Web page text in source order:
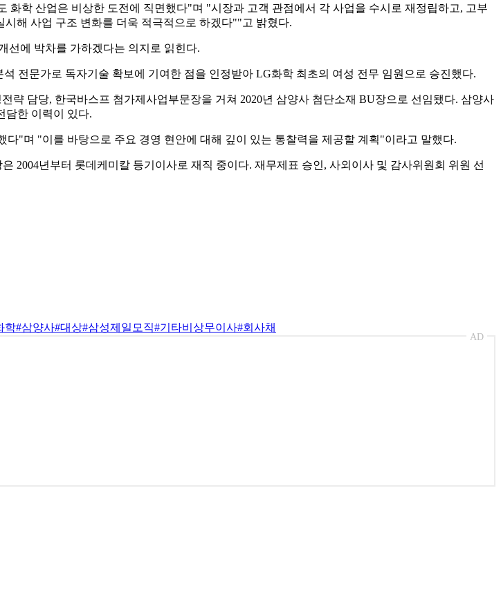
학 산업은 비상한 도전에 직면했다"며 "시장과 고객 관점에서 각 사업을 수시로 재정립하고, 고부
해 사업 구조 변화를 더욱 적극적으로 하겠다""고 밝혔다.
선에 박차를 가하겠다는 의지로 읽힌다.
전문가로 독자기술 확보에 기여한 점을 인정받아 LG화학 최초의 여성 전무 임원으로 승진했다.
담당, 한국바스프 첨가제사업부문장을 거쳐 2020년 삼양사 첨단소재 BU장으로 선임됐다. 삼양사
담한 이력이 있다.
"며 "이를 바탕으로 주요 경영 현안에 대해 깊이 있는 통찰력을 제공할 계획"이라고 말했다.
2004년부터 롯데케미칼 등기이사로 재직 중이다. 재무제표 승인, 사외이사 및 감사위원회 위원 선
학#삼양사#대상#삼성제일모직#기타비상무이사#회사채
AD